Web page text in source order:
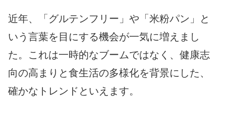
近年、「グルテンフリー」や「米粉パン」と
いう言葉を目にする機会が一気に増えまし
た。これは一時的なブームではなく、健康志
向の高まりと食生活の多様化を背景にした、
確かなトレンドといえます。